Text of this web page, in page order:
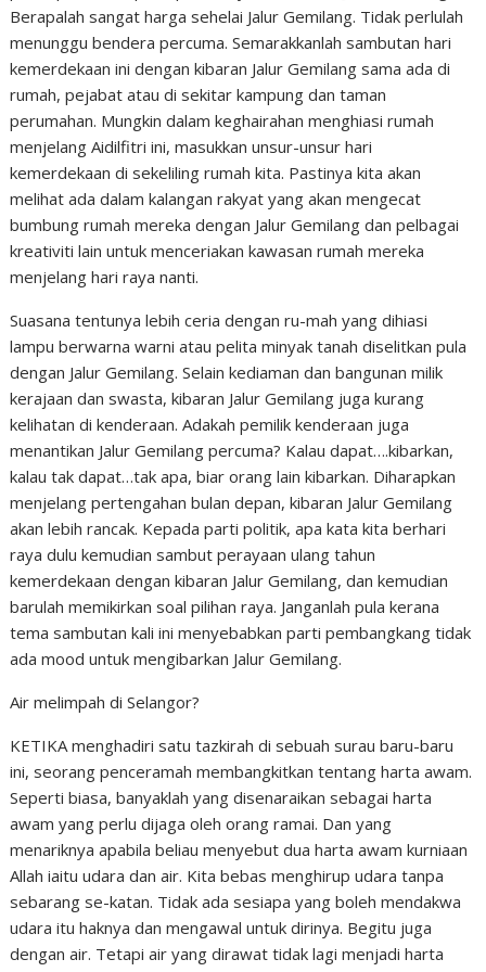
Berapalah sangat harga sehelai Jalur Gemilang. Tidak perlulah
menunggu bendera percuma. Semarakkanlah sambutan hari
kemerdekaan ini dengan kibaran Jalur Gemilang sama ada di
rumah, pejabat atau di sekitar kampung dan taman
perumahan. Mungkin dalam keghairahan menghiasi rumah
menjelang Aidilfitri ini, masukkan unsur-unsur hari
kemerdekaan di sekeliling rumah kita. Pastinya kita akan
melihat ada dalam kalangan rakyat yang akan mengecat
bumbung rumah mereka dengan Jalur Gemilang dan pelbagai
kreativiti lain untuk menceriakan kawasan rumah mereka
menjelang hari raya nanti.
Suasana tentunya lebih ceria dengan ru-mah yang dihiasi
lampu berwarna warni atau pelita minyak tanah diselitkan pula
dengan Jalur Gemilang. Selain kediaman dan bangunan milik
kerajaan dan swasta, kibaran Jalur Gemilang juga kurang
kelihatan di kenderaan. Adakah pemilik kenderaan juga
menantikan Jalur Gemilang percuma? Kalau dapat….kibarkan,
kalau tak dapat…tak apa, biar orang lain kibarkan. Diharapkan
menjelang pertengahan bulan depan, kibaran Jalur Gemilang
akan lebih rancak. Kepada parti politik, apa kata kita berhari
raya dulu kemudian sambut perayaan ulang tahun
kemerdekaan dengan kibaran Jalur Gemilang, dan kemudian
barulah memikirkan soal pilihan raya. Janganlah pula kerana
tema sambutan kali ini menyebabkan parti pembangkang tidak
ada mood untuk mengibarkan Jalur Gemilang.
Air melimpah di Selangor?
KETIKA menghadiri satu tazkirah di sebuah surau baru-baru
ini, seorang penceramah membangkitkan tentang harta awam.
Seperti biasa, banyaklah yang disenaraikan sebagai harta
awam yang perlu dijaga oleh orang ramai. Dan yang
menariknya apabila beliau menyebut dua harta awam kurniaan
Allah iaitu udara dan air. Kita bebas menghirup udara tanpa
sebarang se-katan. Tidak ada sesiapa yang boleh mendakwa
udara itu haknya dan mengawal untuk dirinya. Begitu juga
dengan air. Tetapi air yang dirawat tidak lagi menjadi harta